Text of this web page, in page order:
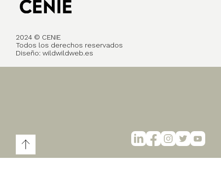
2024 © CENIE
Todos los derechos reservados
Diseño: wildwildweb.es